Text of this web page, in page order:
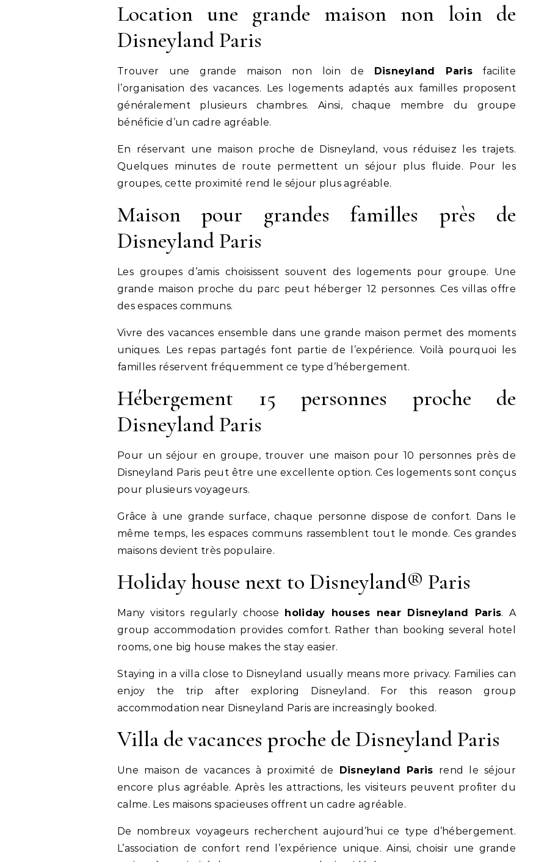
Location une grande maison non loin de
Disneyland Paris
Trouver une grande maison non loin de Disneyland Parisfacilite
l’organisation des vacances. Les logements adaptés aux familles proposent
généralement plusieurs chambres. Ainsi, chaque membre du groupe
bénéficie d’un cadre agréable.
En réservant une maison proche de Disneyland, vous réduisez les trajets.
Quelques minutes de route permettent un séjour plus fluide. Pour les
groupes, cette proximité rend le séjour plus agréable.
Maison pour grandes familles près de
Disneyland Paris
Les groupes d’amis choisissent souvent des logements pour groupe. Une
grande maison proche du parc peut héberger 12 personnes. Ces villas offre
des espaces communs.
Vivre des vacances ensemble dans une grande maison permet des moments
uniques. Les repas partagés font partie de l’expérience. Voilà pourquoi les
familles réservent fréquemment ce type d’hébergement.
Hébergement 15 personnes proche de
Disneyland Paris
Pour un séjour en groupe, trouver une maison pour 10 personnes près de
Disneyland Paris peut être une excellente option. Ces logements sont conçus
pour plusieurs voyageurs.
Grâce à une grande surface, chaque personne dispose de confort. Dans le
même temps, les espaces communs rassemblent tout le monde. Ces grandes
maisons devient très populaire.
Holiday house next to Disneyland® Paris
Many visitors regularly choose holiday houses near Disneyland Paris. A
group accommodation provides comfort. Rather than booking several hotel
rooms, one big house makes the stay easier.
Staying in a villa close to Disneyland usually means more privacy. Families can
enjoy the trip after exploring Disneyland. For this reason group
accommodation near Disneyland Paris are increasingly booked.
Villa de vacances proche de Disneyland Paris
Une maison de vacances à proximité de Disneyland Paris rend le séjour
encore plus agréable. Après les attractions, les visiteurs peuvent profiter du
calme. Les maisons spacieuses offrent un cadre agréable.
De nombreux voyageurs recherchent aujourd’hui ce type d’hébergement.
L’association de confort rend l’expérience unique. Ainsi, choisir une grande